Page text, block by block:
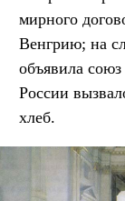
мирного
Венгрию; на
объявила
России
хлеб.